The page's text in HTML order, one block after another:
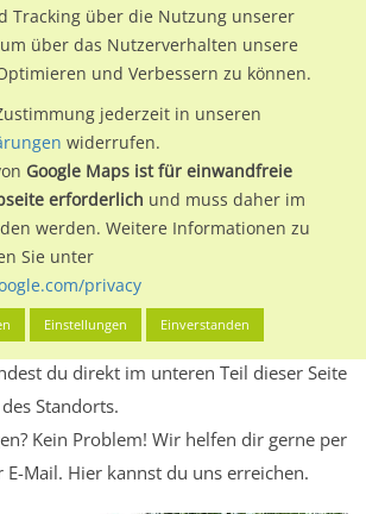
am Standort Hammer
im Ortsteil Hamm-Nord)in Hamburg,
unserer Werbeflächen individuelle und
und Leistungswerte. Damit
vor der Buchung im Detail über den
und Werbewirkung sowie
in den zugelassenen
du direkt im unteren Teil dieser Seite
Standorts.
Kein Problem! Wir helfen dir gerne per
E-Mail. Hier kannst du uns erreichen.
Tracking über die Nutzung unserer
über das Nutzerverhalten unsere
und Verbessern zu können.
jederzeit in unseren
widerrufen.
Google Maps ist für einwandfreie
erforderlich und muss daher im
werden. Weitere Informationen zu
Sie unter
privacy
Einstellungen Einverstanden